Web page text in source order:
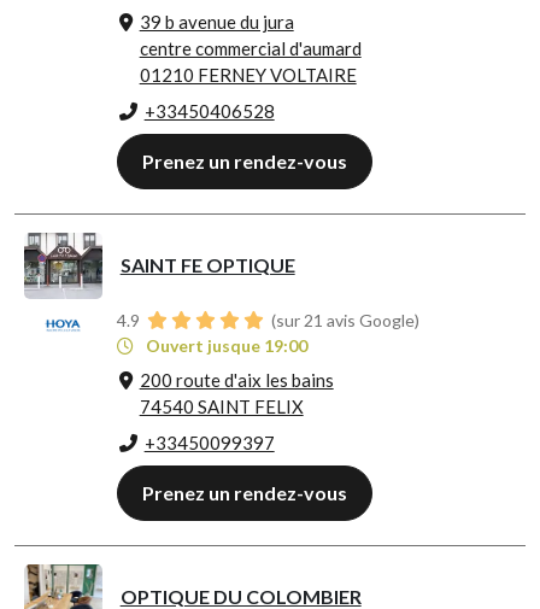
39 b avenue du jura
centre commercial d'aumard
01210 FERNEY VOLTAIRE
+33450406528
Prenez un rendez-vous
SAINT FE OPTIQUE
4.9
(sur 21 avis Google)
Ouvert jusque 19:00
200 route d'aix les bains
74540 SAINT FELIX
+33450099397
Prenez un rendez-vous
OPTIQUE DU COLOMBIER